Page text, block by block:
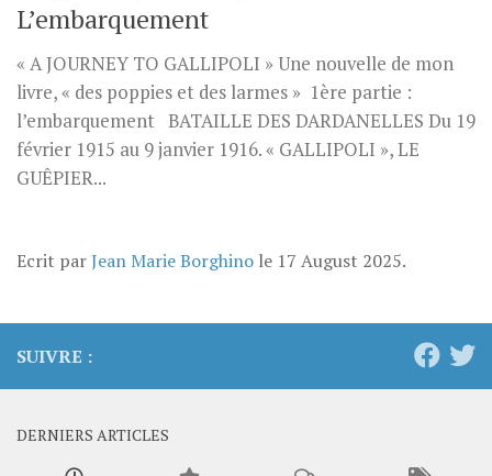
L’embarquement
« A JOURNEY TO GALLIPOLI » Une nouvelle de mon
livre, « des poppies et des larmes » 1ère partie :
l’embarquement BATAILLE DES DARDANELLES Du 19
février 1915 au 9 janvier 1916. « GALLIPOLI », LE
GUÊPIER...
Ecrit parJean Marie Borghino le 17 August 2025.
SUIVRE :
DERNIERS ARTICLES